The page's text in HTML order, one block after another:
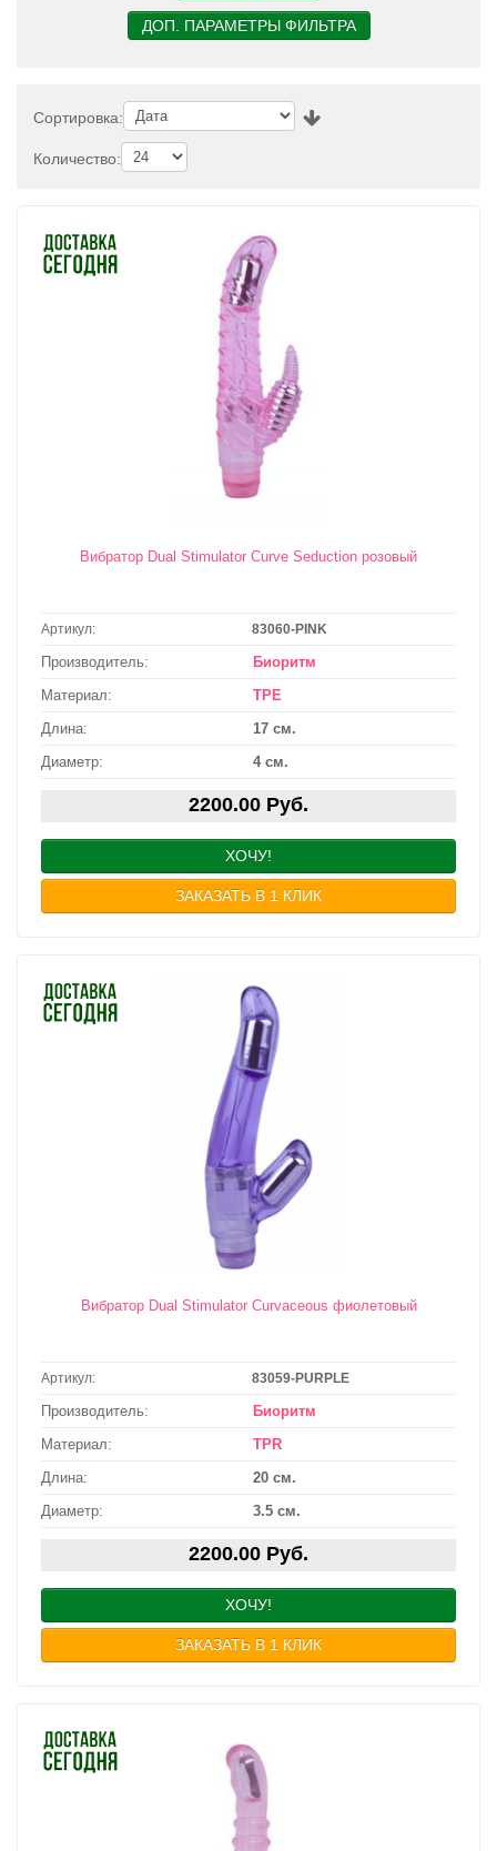
Сортировка:
Количество:
Вибратор Dual Stimulator Curve Seduction розовый
Артикул: 83060-PINK
Производитель:
Биоритм
Материал:
TPE
Длина:
17 см.
Диаметр:
4 см.
2200.00 Руб.
ХОЧУ!
ЗАКАЗАТЬ В 1 КЛИК
Вибратор Dual Stimulator Curvaceous фиолетовый
Артикул: 83059-PURPLE
Производитель:
Биоритм
Материал:
TPR
Длина:
20 см.
Диаметр:
3.5 см.
2200.00 Руб.
ХОЧУ!
ЗАКАЗАТЬ В 1 КЛИК